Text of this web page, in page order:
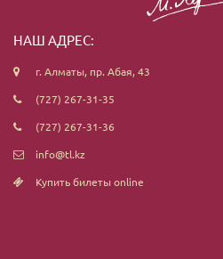
НАШ АДРЕС:
г. Алматы, пр. Абая, 43
(727) 267-31-35
(727) 267-31-36
info@tl.kz
Купить билеты online